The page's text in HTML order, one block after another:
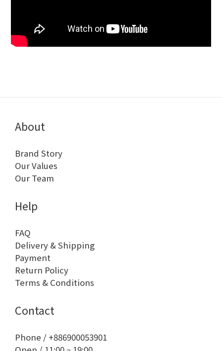
About
Brand Story
Our Values
Our Team
Help
FAQ
Delivery & Shipping
Payment
Return Policy
Terms & Conditions
Contact
Phone / +886900053901